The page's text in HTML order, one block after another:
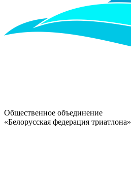
Общественное объединение
«Белорусская федерация триатлона»